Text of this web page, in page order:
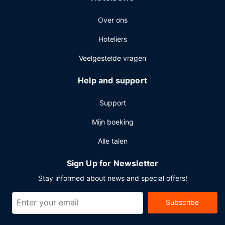
353 vierkante meter aan ruimte, waaronder een
Over ons
Hoteliers
Veelgestelde vragen
Help and support
Support
Mijn boeking
Alle talen
Sign Up for Newsletter
Stay informed about news and special offers!
Subscribe